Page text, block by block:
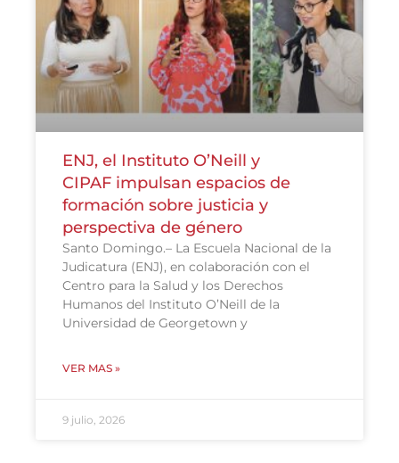
ENJ, el Instituto O’Neill y
CIPAF impulsan espacios de
formación sobre justicia y
perspectiva de género
Santo Domingo.– La Escuela Nacional de la
Judicatura (ENJ), en colaboración con el
Centro para la Salud y los Derechos
Humanos del Instituto O’Neill de la
Universidad de Georgetown y
VER MAS »
9 julio, 2026